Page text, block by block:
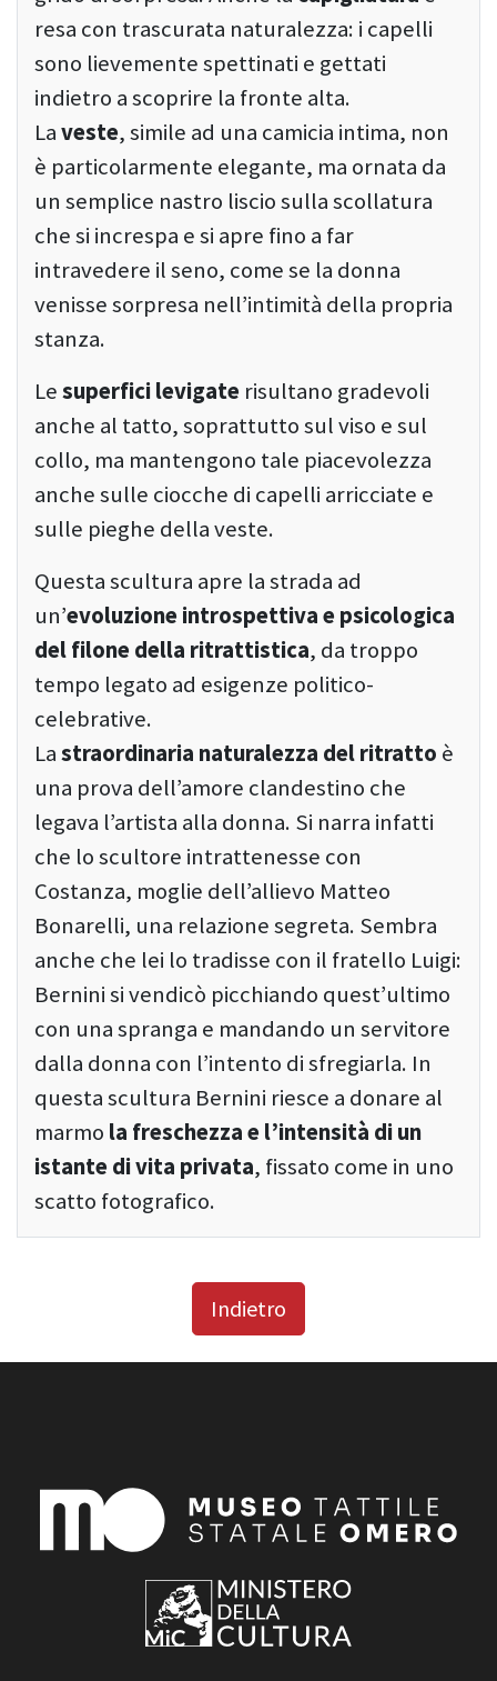
resa con trascurata naturalezza: i capelli
sono lievemente spettinati e gettati
indietro a scoprire la fronte alta.
Laveste, simile ad una camicia intima, non
è particolarmente elegante, ma ornata da
un semplice nastro liscio sulla scollatura
che si increspa e si apre fino a far
intravedere il seno, come se la donna
venisse sorpresa nell’intimità della propria
stanza.
Lesuperfici levigate risultano gradevoli
anche al tatto, soprattutto sul viso e sul
collo, ma mantengono tale piacevolezza
anche sulle ciocche di capelli arricciate e
sulle pieghe della veste.
Questa scultura apre la strada ad
un’evoluzione introspettiva e psicologica
del filone della ritrattistica, da troppo
tempo legato ad esigenze politico-
celebrative.
Lastraordinaria naturalezza del ritratto è
una prova dell’amore clandestino che
legava l’artista alla donna. Si narra infatti
che lo scultore intrattenesse con
Costanza, moglie dell’allievo Matteo
Bonarelli, una relazione segreta. Sembra
anche che lei lo tradisse con il fratello Luigi:
Bernini si vendicò picchiando quest’ultimo
con una spranga e mandando un servitore
dalla donna con l’intento di sfregiarla. In
questa scultura Bernini riesce a donare al
marmo la freschezza e l’intensità di un
istante di vita privata, fissato come in uno
scatto fotografico.
Indietro